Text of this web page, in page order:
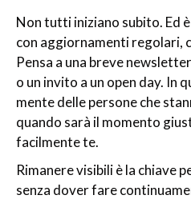
Non tutti iniziano subito. Ed
con aggiornamenti regolari,
Pensa a una breve
o un invito a un open day. In
mente delle persone che
quando sarà il momento
facilmente te.
Rimanere visibili è la chiave
senza dover fare